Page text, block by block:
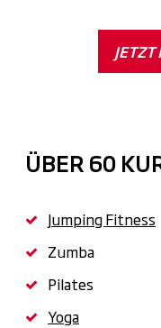
JETZT
ÜBER 60
Jumping Fitness
Zumba
Pilates
Yoga